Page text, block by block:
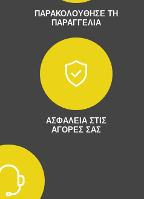
ΠΑΡΑΚΟΛΟΥΘΗΣΕ ΤΗ
ΠΑΡΑΓΓΕΛΙΑ
ΑΣΦΑΛΕΙΑ ΣΤΙΣ
ΑΓΟΡΕΣ ΣΑΣ